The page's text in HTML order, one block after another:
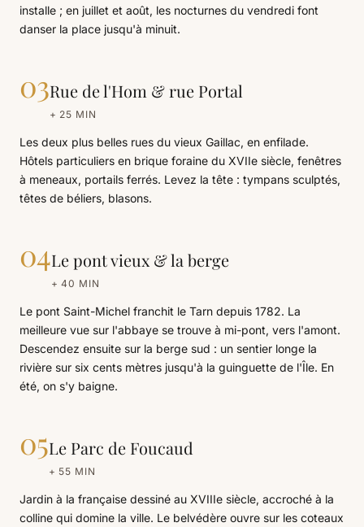
installe ; en juillet et août, les nocturnes du vendredi font
danser la place jusqu'à minuit.
03Rue de l'Hom & rue Portal
+ 25 MIN
Les deux plus belles rues du vieux Gaillac, en enfilade.
Hôtels particuliers en brique foraine du XVIIe siècle, fenêtres
à meneaux, portails ferrés. Levez la tête : tympans sculptés,
têtes de béliers, blasons.
04Le pont vieux & la berge
+ 40 MIN
Le pont Saint-Michel franchit le Tarn depuis 1782. La
meilleure vue sur l'abbaye se trouve à mi-pont, vers l'amont.
Descendez ensuite sur la berge sud : un sentier longe la
rivière sur six cents mètres jusqu'à la guinguette de l'Île. En
été, on s'y baigne.
05Le Parc de Foucaud
+ 55 MIN
Jardin à la française dessiné au XVIIIe siècle, accroché à la
colline qui domine la ville. Le belvédère ouvre sur les coteaux